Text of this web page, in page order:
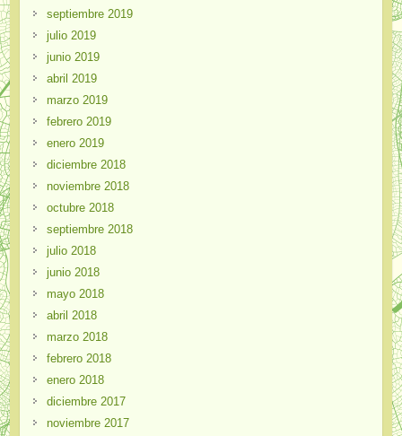
septiembre 2019
julio 2019
junio 2019
abril 2019
marzo 2019
febrero 2019
enero 2019
diciembre 2018
noviembre 2018
octubre 2018
septiembre 2018
julio 2018
junio 2018
mayo 2018
abril 2018
marzo 2018
febrero 2018
enero 2018
diciembre 2017
noviembre 2017